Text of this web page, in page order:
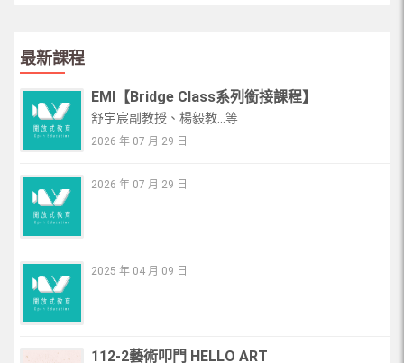
最新課程
EMI【Bridge Class系列銜接課程】
舒宇宸副教授、楊毅教...等
2026 年 07 月 29 日
2026 年 07 月 29 日
2025 年 04 月 09 日
112-2藝術叩門 HELLO ART